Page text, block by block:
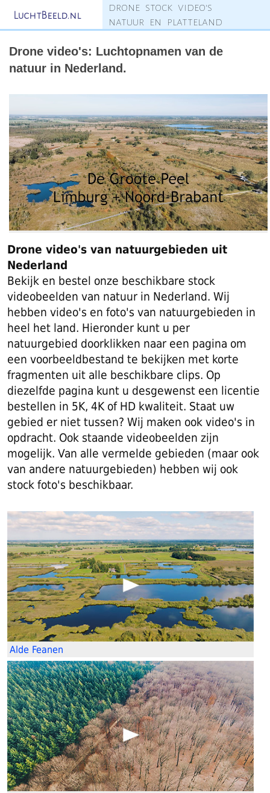
LuchtBeeld.nl
drone stock video's
natuur en platteland
Drone video's: Luchtopnamen van de
natuur in Nederland.
Drone video's van natuurgebieden uit
Nederland
Bekijk en bestel onze beschikbare stock
videobeelden van natuur in Nederland. Wij
hebben video's en foto's van natuurgebieden in
heel het land. Hieronder kunt u per
natuurgebied doorklikken naar een pagina om
een voorbeeldbestand te bekijken met korte
fragmenten uit alle beschikbare clips. Op
diezelfde pagina kunt u desgewenst een licentie
bestellen in 5K, 4K of HD kwaliteit. Staat uw
gebied er niet tussen? Wij maken ook video's in
opdracht. Ook staande videobeelden zijn
mogelijk. Van alle vermelde gebieden (maar ook
van andere natuurgebieden) hebben wij ook
stock foto's beschikbaar.
Alde Feanen